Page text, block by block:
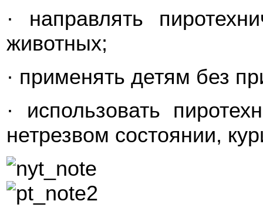
· направлять
животных;
· применять детям без
· использовать
нетрезвом состоянии,